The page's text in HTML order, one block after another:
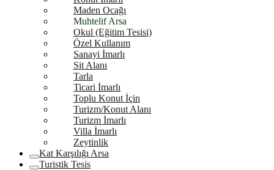
Maden Ocağı
Muhtelif Arsa
Okul (Eğitim Tesisi)
Özel Kullanım
Sanayi İmarlı
Sit Alanı
Tarla
Ticari İmarlı
Toplu Konut İçin
Turizm/Konut Alanı
Turizm İmarlı
Villa İmarlı
Zeytinlik
Kat Karşılığı Arsa
Turistik Tesis